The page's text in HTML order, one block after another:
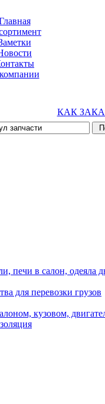
КАК
печи в салон, одеяла
для перевозки грузов
кузовом,